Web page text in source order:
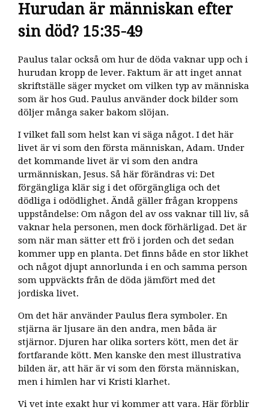
Hurudan är människan efter
sin död? 15:35-49
Paulus talar också om hur de döda vaknar upp och i
hurudan kropp de lever. Faktum är att inget annat
skriftställe säger mycket om vilken typ av människa
som är hos Gud. Paulus använder dock bilder som
döljer många saker bakom slöjan.
I vilket fall som helst kan vi säga något. I det här
livet är vi som den första människan, Adam. Under
det kommande livet är vi som den andra
urmänniskan, Jesus. Så här förändras vi: Det
förgängliga klär sig i det oförgängliga och det
dödliga i odödlighet. Ändå gäller frågan kroppens
uppståndelse: Om någon del av oss vaknar till liv, så
vaknar hela personen, men dock förhärligad. Det är
som när man sätter ett frö i jorden och det sedan
kommer upp en planta. Det finns både en stor likhet
och något djupt annorlunda i en och samma person
som uppväckts från de döda jämfört med det
jordiska livet.
Om det här använder Paulus flera symboler. En
stjärna är ljusare än den andra, men båda är
stjärnor. Djuren har olika sorters kött, men det är
fortfarande kött. Men kanske den mest illustrativa
bilden är, att här är vi som den första människan,
men i himlen har vi Kristi klarhet.
Vi vet inte exakt hur vi kommer att vara. Här förblir